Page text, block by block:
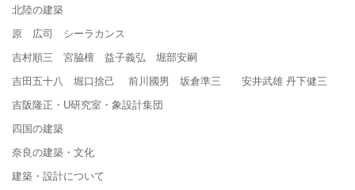
北陸の建築
原 広司 シーラカンス
吉村順三 宮脇檀 益子義弘 堀部安嗣
吉田五十八 堀口捨己 前川國男 坂倉準三 安井武雄 丹下健三
吉阪隆正・U研究室・象設計集団
四国の建築
奈良の建築・文化
建築・設計について